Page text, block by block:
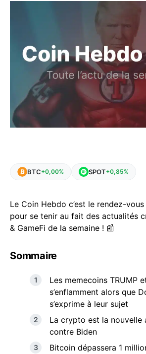
BTC+0,00% SPOT+0,85%
Le Coin Hebdo c’est le rendez-
pour se tenir au fait des actualités
& GameFi de la semaine ! 📰
Sommaire
Les memecoins TRUMP
s’enflamment alors que
s’exprime à leur sujet
La crypto est la nouvelle
contre Biden
Bitcoin dépassera 1